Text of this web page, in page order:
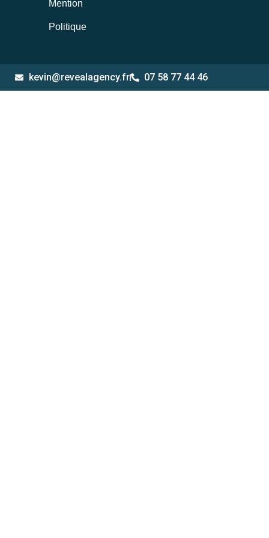
Mention
Politique
kevin@revealagency.fr 07 58 77 44 46